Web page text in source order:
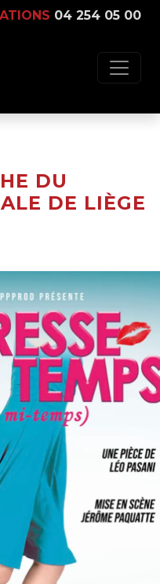
04 254 05 00
DU
DE LIÈGE